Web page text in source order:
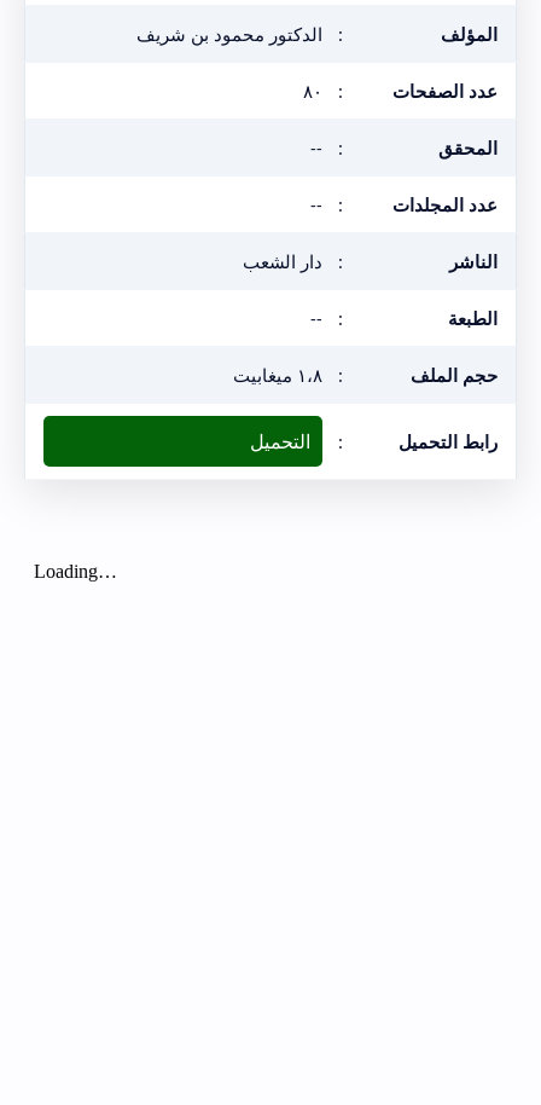
المؤلف : الدكتور محمود بن شريف
عدد الصفحات : ٨٠
المحقق :
--
عدد المجلدات :
--
الناشر : دار الشعب
الطبعة :
--
حجم الملف : ١،٨ ميغابيت
رابط التحميل : التحميل